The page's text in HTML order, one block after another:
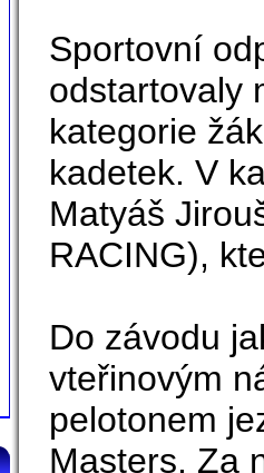
Sportovní
odstartovaly
kategorie
kadetek. V
Matyáš
RACING),
Do závodu
vteřinovým
pelotonem
Masters. Za